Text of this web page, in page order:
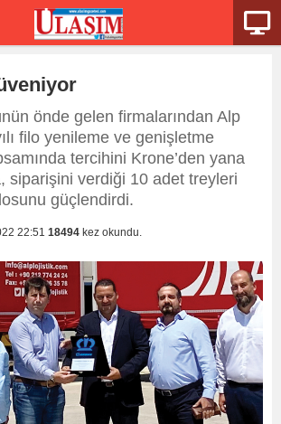
önde gelen firmalarından Alp
filo yenileme ve genişletme
tercihini Krone’den yana
siparişini verdiği 10 adet treyleri
güçlendirdi.
22:51 18494 kez okundu.